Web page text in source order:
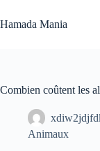
au
contenu
Hamada Mania
Combien coûtent les
Animaux